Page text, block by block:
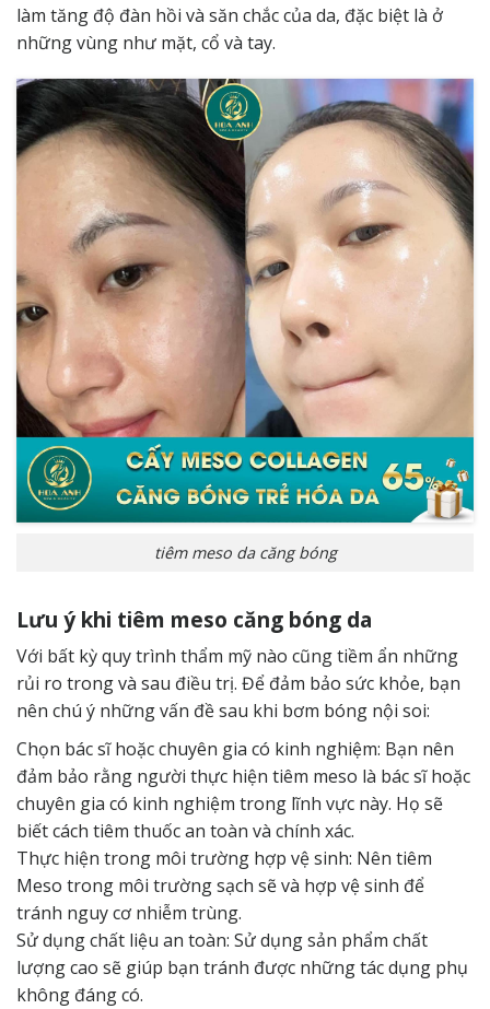
làm tăng độ đàn hồi và săn chắc của da, đặc biệt là ở
những vùng như mặt, cổ và tay.
tiêm meso da căng bóng
Lưu ý khi tiêm meso căng bóng da
Với bất kỳ quy trình thẩm mỹ nào cũng tiềm ẩn những
rủi ro trong và sau điều trị. Để đảm bảo sức khỏe, bạn
nên chú ý những vấn đề sau khi bơm bóng nội soi:
Chọn bác sĩ hoặc chuyên gia có kinh nghiệm: Bạn nên
đảm bảo rằng người thực hiện tiêm meso là bác sĩ hoặc
chuyên gia có kinh nghiệm trong lĩnh vực này. Họ sẽ
biết cách tiêm thuốc an toàn và chính xác.
Thực hiện trong môi trường hợp vệ sinh: Nên tiêm
Meso trong môi trường sạch sẽ và hợp vệ sinh để
tránh nguy cơ nhiễm trùng.
Sử dụng chất liệu an toàn: Sử dụng sản phẩm chất
lượng cao sẽ giúp bạn tránh được những tác dụng phụ
không đáng có.